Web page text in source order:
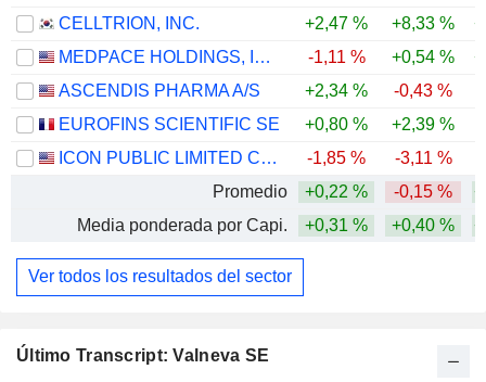
Último Transcript: Valneva SE
CELLTRION, INC.
+2,47 % +8,33 %
MEDPACE HOLDINGS, INC.
-1,11 % +0,54 %
ASCENDIS PHARMA A/S
+2,34 %
-0,43 %
EUROFINS SCIENTIFIC SE
+0,80 % +2,39 %
ICON PUBLIC LIMITED COMPANY
-1,85 % -3,11 %
Promedio
+0,22 % -0,15 %
Media ponderada por Capi.
+0,31 % +0,40 %
Ver todos los resultados del sector